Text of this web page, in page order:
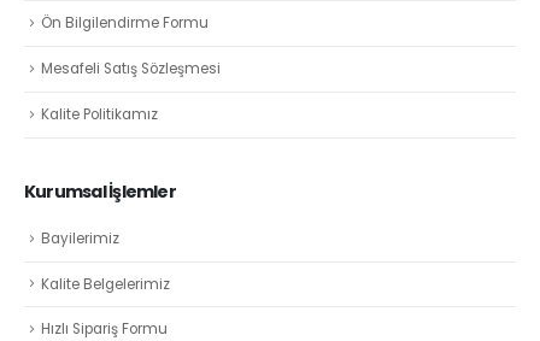
Ön Bilgilendirme Formu
Mesafeli Satış Sözleşmesi
Kalite Politikamız
Kurumsal İşlemler
Bayilerimiz
Kalite Belgelerimiz
Hızlı Sipariş Formu